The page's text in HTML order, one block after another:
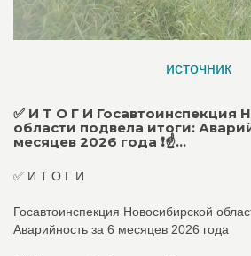
источник
✅ И Т О Г И Госавтоинспекция
области подвела итоги:
месяцев 2026 года️ ❗️☝...
✅ И Т О Г И
Госавтоинспекция Новосибирской
Аварийность за 6 месяцев 2026 года️